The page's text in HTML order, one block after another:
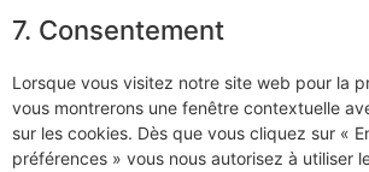
7. Consentement
Lorsque vous visitez notre site web pour la
vous montrerons une fenêtre contextuelle
sur les cookies. Dès que vous cliquez sur «
préférences » vous nous autorisez à utiliser